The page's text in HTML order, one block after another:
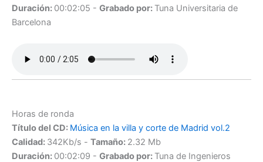
Duración: 00:02:05 - Grabado por: Tuna Universitaria de
Barcelona
Horas de ronda
Título del CD: Música en la villa y corte de Madrid vol.2
Calidad: 342Kb/s - Tamaño: 2.32 Mb
Duración: 00:02:09 - Grabado por: Tuna de Ingenieros